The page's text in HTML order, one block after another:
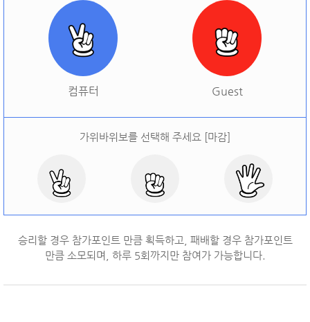
컴퓨터 Guest
가위바위보를 선택해 주세요 [마감]
오늘 승률: 오늘 결과: ]
승리할 경우 참가포인트 만큼 획득하고, 패배할 경우 참가포인트
만큼 소모되며, 하루 5회까지만 참여가 가능합니다.